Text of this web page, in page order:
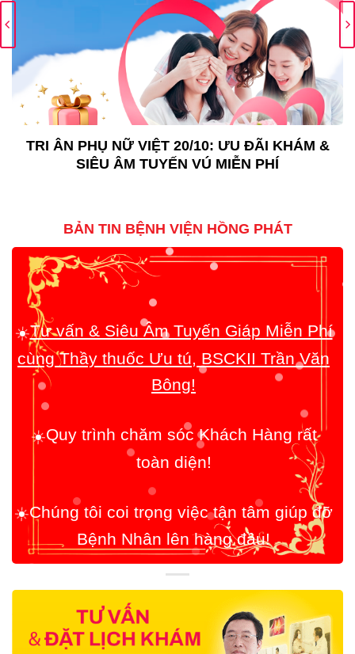
TRI ÂN PHỤ NỮ VIỆT 20/10: ƯU ĐÃI KHÁM &
SIÊU ÂM TUYẾN VÚ MIỄN PHÍ
BẢN TIN BỆNH VIỆN HỒNG PHÁT
☀️Tư vấn & Siêu Âm Tuyến Giáp Miễn Phí
cùng Thầy thuốc Ưu tú, BSCKII Trần Văn
Bông!
☀️Quy trình chăm sóc Khách Hàng rất
Chúng tôi coi trọng việc tận tâm giúp đỡ